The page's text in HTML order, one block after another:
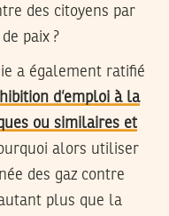
des citoyens par
paix ?
a également ratifié
d’emploi à la
ou similaires et
alors utiliser
des gaz contre
plus que la